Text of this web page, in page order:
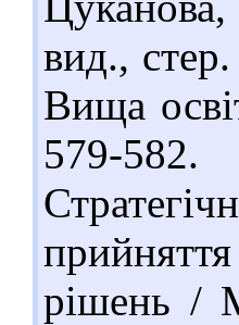
вид.,
Вища
579-
рішень /